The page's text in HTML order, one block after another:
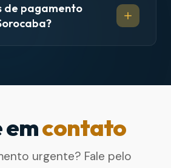
de pagamento
emcontato
urgente? Fale pelo